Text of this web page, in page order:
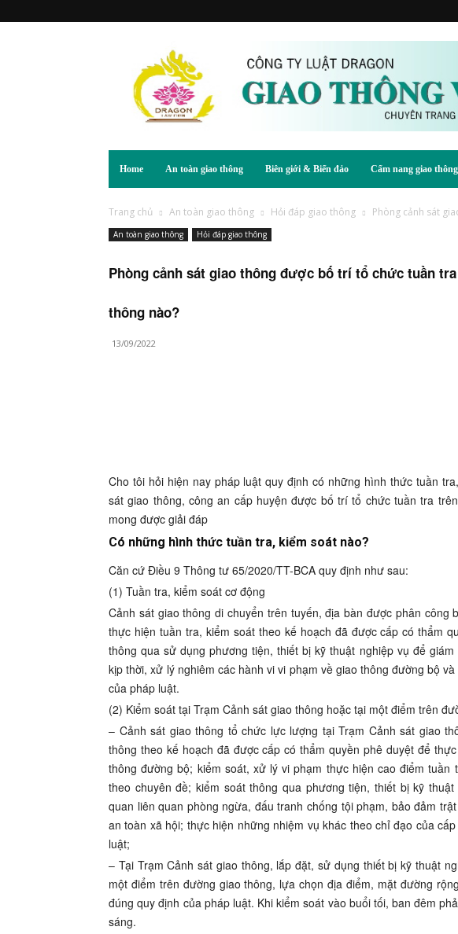
Home An toàn giao thông Biên giới & Biển đảo Cẩm nang giao thông
Trang chủ An toàn giao thông Hỏi đáp giao thông Phòng cảnh sát
An toàn giao thông Hỏi đáp giao thông
Phòng cảnh sát giao thông được bố trí tổ chức tuần
thông nào?
13/09/2022
Cho tôi hỏi hiện nay pháp luật quy định có những hình thức tuần
sát giao thông, công an cấp huyện được bố trí tổ chức tuần tra
mong được giải đáp
Có những hình thức tuần tra, kiểm soát nào?
Căn cứ Điều 9 Thông tư 65/2020/TT-BCA quy định như sau:
(1) Tuần tra, kiểm soát cơ động
Cảnh sát giao thông di chuyển trên tuyến, địa bàn được phân công
thực hiện tuần tra, kiểm soát theo kế hoạch đã được cấp có thẩm
thông qua sử dụng phương tiện, thiết bị kỹ thuật nghiệp vụ để
kịp thời, xử lý nghiêm các hành vi vi phạm về giao thông đường bộ
của pháp luật.
(2) Kiểm soát tại Trạm Cảnh sát giao thông hoặc tại một điểm trên
– Cảnh sát giao thông tổ chức lực lượng tại Trạm Cảnh sát giao
thông theo kế hoạch đã được cấp có thẩm quyền phê duyệt để
thông đường bộ; kiểm soát, xử lý vi phạm thực hiện cao điểm tuần
theo chuyên đề; kiểm soát thông qua phương tiện, thiết bị kỹ
quan liên quan phòng ngừa, đấu tranh chống tội phạm, bảo đảm
an toàn xã hội; thực hiện những nhiệm vụ khác theo chỉ đạo của
luật;
– Tại Trạm Cảnh sát giao thông, lắp đặt, sử dụng thiết bị kỹ thuật
một điểm trên đường giao thông, lựa chọn địa điểm, mặt đường
đúng quy định của pháp luật. Khi kiểm soát vào buổi tối, ban đêm
sáng.